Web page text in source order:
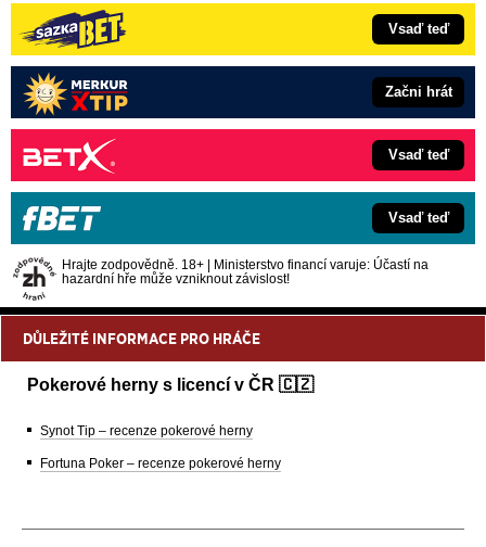
Vsaď teď
Začni hrát
Vsaď teď
Vsaď teď
Hrajte zodpovědně. 18+ | Ministerstvo financí varuje: Účastí na
hazardní hře může vzniknout závislost!
DŮLEŽITÉ INFORMACE PRO HRÁČE
Pokerové herny s licencí v ČR 🇨🇿
Synot Tip – recenze pokerové herny
Fortuna Poker – recenze pokerové herny